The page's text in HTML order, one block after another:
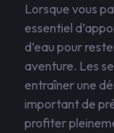
Lorsque vous
essentiel
d’eau pour
aventure. Les
entraîner une
important de
profiter